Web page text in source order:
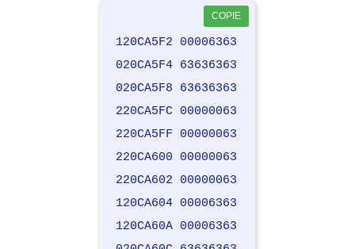
COPIE
120CA5F2 00006363
020CA5F4 63636363
020CA5F8 63636363
220CA5FC 00000063
220CA5FF 00000063
220CA600 00000063
220CA602 00000063
120CA604 00006363
120CA60A 00006363